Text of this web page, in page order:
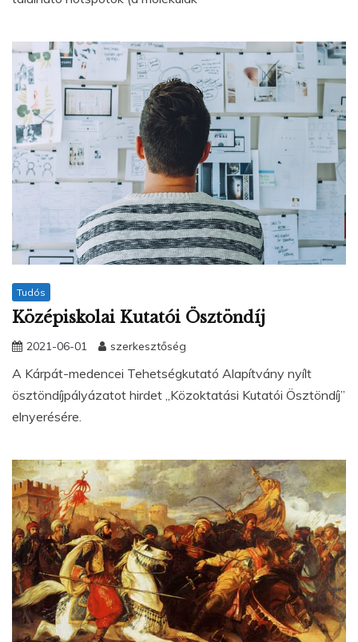
Tudós
Középiskolai Kutatói Ösztöndíj
2021-06-01 szerkesztőség
A Kárpát-medencei Tehetségkutató Alapítvány nyílt
ösztöndíjpályázatot hirdet „Közoktatási Kutatói Ösztöndíj”
elnyerésére.